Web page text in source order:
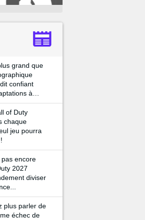
grand que
confiant
à
of Duty
chaque
jeu pourra
encore
2027
diviser
plus parler de
échec de